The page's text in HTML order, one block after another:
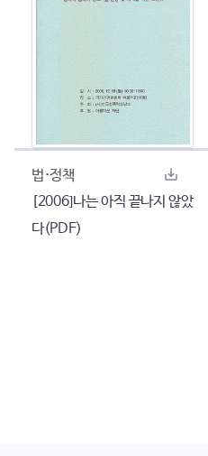
법·정책
[2006]나는 아직 끝나지 않았
다(PDF)